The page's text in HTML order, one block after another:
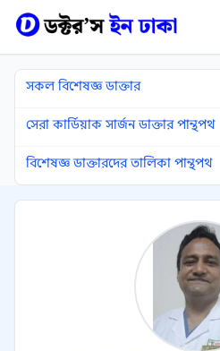
সকল বিশেষজ্ঞ ডাক্তার
সেরা কার্ডিয়াক সার্জন ডাক্তার পান্থপথ
বিশেষজ্ঞ ডাক্তারদের তালিকা পান্থপথ